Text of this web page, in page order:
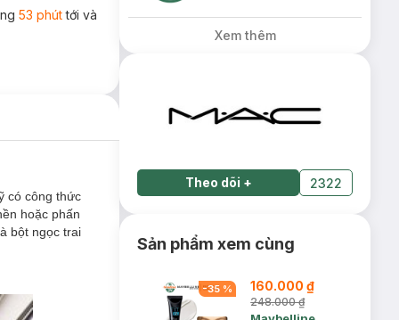
53 phúttới và
có công thức
hoặc phấn
bột ngọc trai
Xem thêm
Theo dõi + 2322
Sản phẩm xem cùng
-35 % 160.000 ₫
248.000 ₫